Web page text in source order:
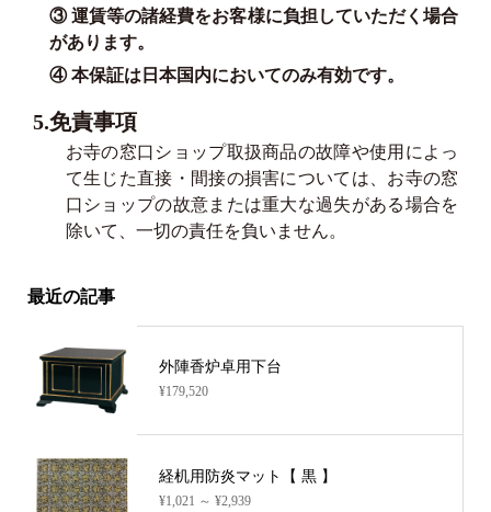
③ 運賃等の諸経費をお客様に負担していただく場合
があります。
④ 本保証は日本国内においてのみ有効です。
5.免責事項
お寺の窓口ショップ取扱商品の故障や使用によっ
て生じた直接・間接の損害については、お寺の窓
口ショップの故意または重大な過失がある場合を
除いて、一切の責任を負いません。
最近の記事
外陣香炉卓用下台
¥179,520
経机用防炎マット【 黒 】
¥1,021 ～ ¥2,939